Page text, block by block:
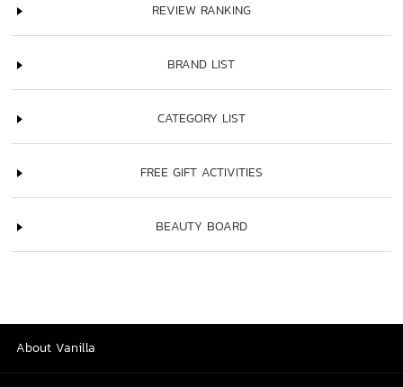
REVIEW RANKING
BRAND LIST
CATEGORY LIST
FREE GIFT ACTIVITIES
BEAUTY BOARD
About Vanilla